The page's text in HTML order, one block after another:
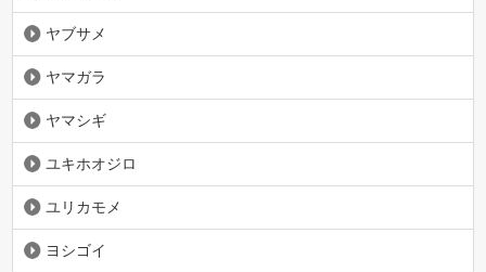
ヤブサメ
ヤマガラ
ヤマシギ
ユキホオジロ
ユリカモメ
ヨシゴイ